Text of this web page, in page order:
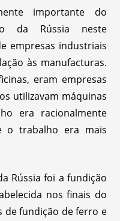
importante do
da Rússia neste
empresas industriais
às manufacturas.
eram empresas
utilizavam máquinas
era racionalmente
o trabalho era mais
Rússia foi a fundição
nos finais do
de fundição de ferro e